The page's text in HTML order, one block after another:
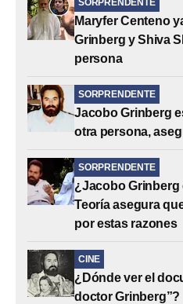
SORPRENDENTE
Maryfer Centeno
Grinberg y Shiva
persona
SORPRENDENTE
Jacobo Grinberg
otra persona,
SORPRENDENTE
¿Jacobo Grinberg
Teoría asegura
por estas razones
CINE
¿Dónde ver el
doctor Grinberg”?